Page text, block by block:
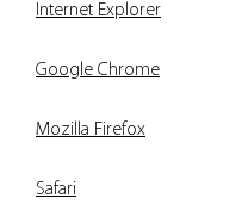
Internet Explorer
Google Chrome
Mozilla Firefox
Safari